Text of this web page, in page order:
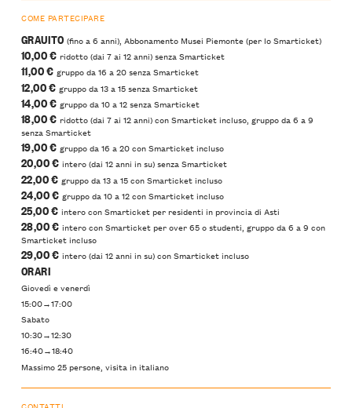
COME PARTECIPARE
GRAUITO (fino a 6 anni), Abbonamento Musei Piemonte (per lo Smarticket)
10,00 € ridotto (dai 7 ai 12 anni) senza Smarticket
11,00 € gruppo da 16 a 20 senza Smarticket
12,00 € gruppo da 13 a 15 senza Smarticket
14,00 € gruppo da 10 a 12 senza Smarticket
18,00 € ridotto (dai 7 ai 12 anni) con Smarticket incluso, gruppo da 6 a 9
senza Smarticket
19,00 € gruppo da 16 a 20 con Smarticket incluso
20,00 € intero (dai 12 anni in su) senza Smarticket
22,00 € gruppo da 13 a 15 con Smarticket incluso
24,00 € gruppo da 10 a 12 con Smarticket incluso
25,00 € intero con Smarticket per residenti in provincia di Asti
28,00 € intero con Smarticket per over 65 o studenti, gruppo da 6 a 9 con
Smarticket incluso
29,00 € intero (dai 12 anni in su) con Smarticket incluso
ORARI
Giovedì e venerdì
15:00→17:00
Sabato
10:30→12:30
16:40→18:40
Massimo 25 persone, visita in italiano